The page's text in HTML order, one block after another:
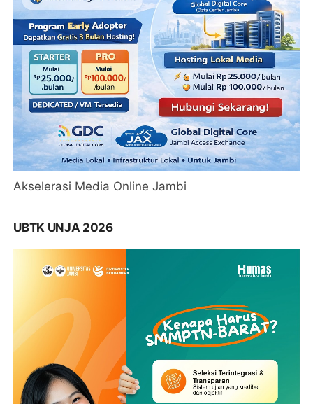
Akselerasi Media Online Jambi
UBTK UNJA 2026